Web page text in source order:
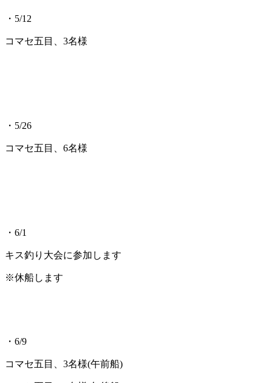
・5/12
コマセ五目、3名様
・5/26
コマセ五目、6名様
・6/1
キス釣り大会に参加します
※休船します
・6/9
コマセ五目、3名様(午前船)